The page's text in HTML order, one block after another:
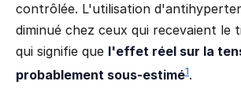
contrôlée. L'utilisation
diminué chez ceux qui recevaient le
qui signifie que l'effet réel sur la
probablement sous-estimé1.